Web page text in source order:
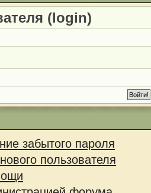
(login)
забытого пароля
пользователя